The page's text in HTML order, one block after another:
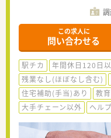
この求人に
問い合わせる
駅チカ 年間休日120日
残業なし(ほぼなし含む)
住宅補助(手当)あり
教
大手チェーン以外
ヘル